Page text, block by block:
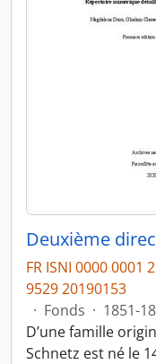
FR ISNI 0000 0001
9529 20190153
· Fonds · 1851-
D’une famille
Schnetz est né le